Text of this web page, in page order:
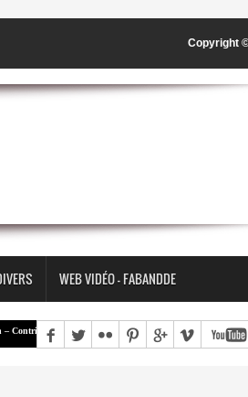
Copyright
WEB VIDÉO - FABANDDE
| « Une société ne construit pas nécessairement la